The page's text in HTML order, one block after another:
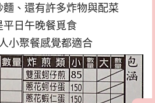
、還有許多炸物與配菜
平日午晚餐覓食
小聚餐感覺都適合